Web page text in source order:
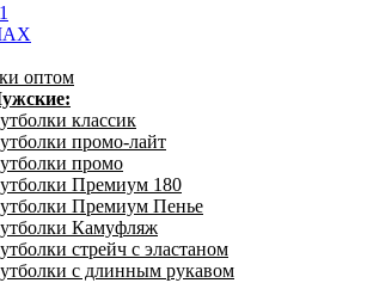
оптом
классик
промо-лайт
промо
Премиум 180
Премиум Пенье
Камуфляж
стрейч с эластаном
с длинным рукавом